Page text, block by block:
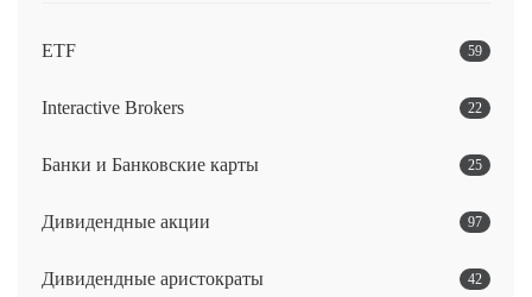
ETF 59
Interactive Brokers 22
Банки и Банковские карты 25
Дивидендные акции 97
Дивидендные аристократы 42